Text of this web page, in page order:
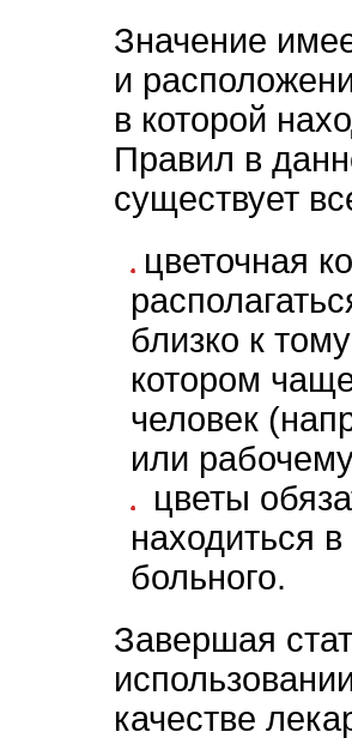
Значение
и
в которой
Правил в
существует
цветочная
близко к
котором
человек
или
цветы
находиться
больного.
Завершая
качестве